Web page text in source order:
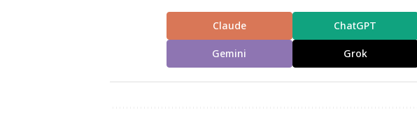
Claude ChatGPT
Gemini Grok